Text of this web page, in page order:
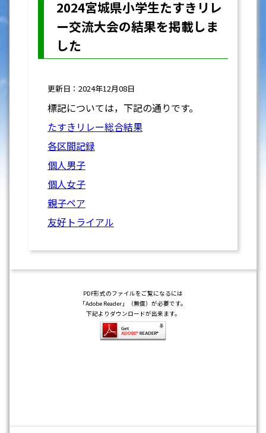
2024宮城県小学生たすきリレ
ー交流大会の結果を掲載しま
した
更新日：2024年12月08日
標記については，下記の通りです。
たすきリレー総合結果
各区間記録
個人男子
個人女子
親子ペア
友好トライアル
PDF形式のファイルをご覧になるには
「Adobe Reader」（無償）が必要です。
下記よりダウンロードが出来ます。